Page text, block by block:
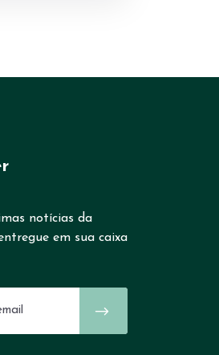
notícias da
em sua caixa